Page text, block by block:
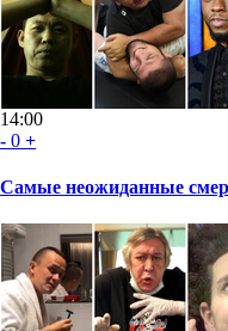
14:00
- 0 +
Самые неожиданные